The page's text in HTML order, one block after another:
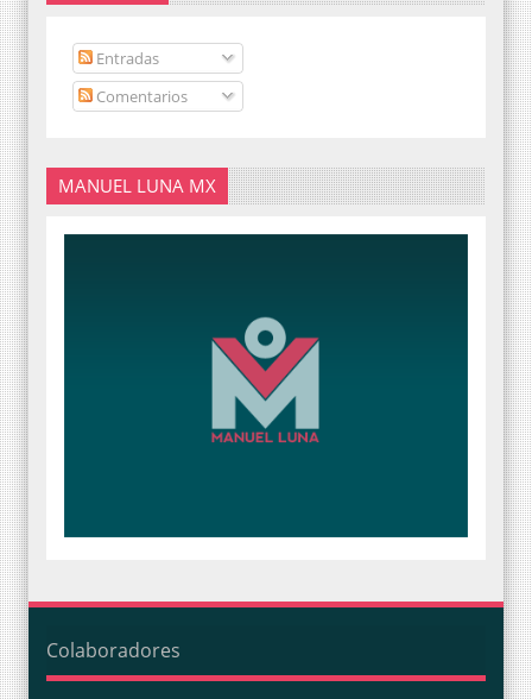
Entradas
Comentarios
MANUEL LUNA MX
Colaboradores